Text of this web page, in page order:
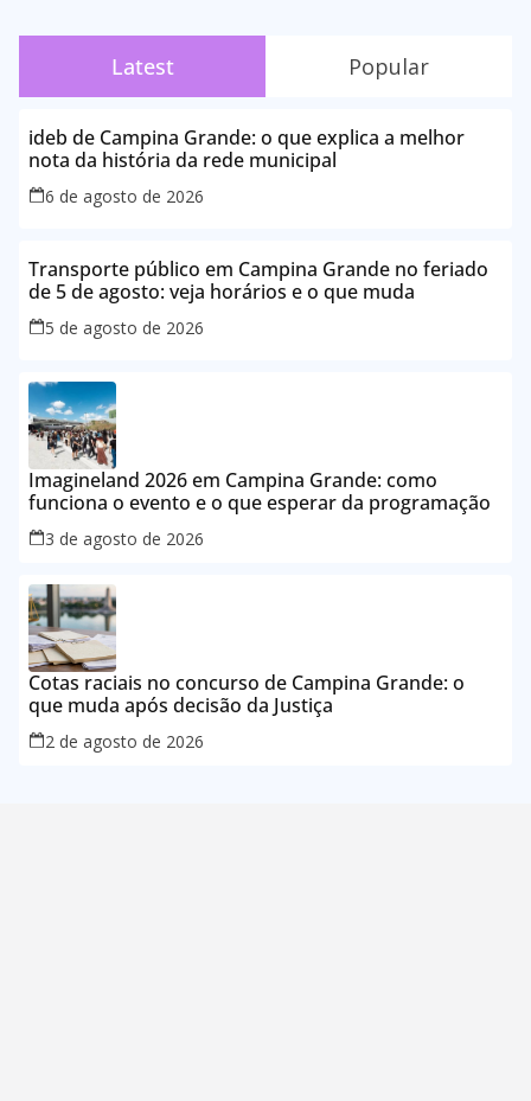
Latest Popular
ideb de Campina Grande: o que explica a melhor
nota da história da rede municipal
6 de agosto de 2026
Transporte público em Campina Grande no feriado
de 5 de agosto: veja horários e o que muda
5 de agosto de 2026
Imagineland 2026 em Campina Grande: como
funciona o evento e o que esperar da programação
3 de agosto de 2026
Cotas raciais no concurso de Campina Grande: o
que muda após decisão da Justiça
2 de agosto de 2026